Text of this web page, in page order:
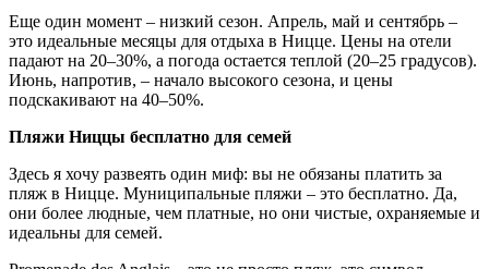
Еще один момент – низкий сезон. Апрель, май и сентябрь –
это идеальные месяцы для отдыха в Ницце. Цены на отели
падают на 20–30%, а погода остается теплой (20–25 градусов).
Июнь, напротив, – начало высокого сезона, и цены
подскакивают на 40–50%.
Пляжи Ниццы бесплатно для семей
Здесь я хочу развеять один миф: вы не обязаны платить за
пляж в Ницце. Муниципальные пляжи – это бесплатно. Да,
они более людные, чем платные, но они чистые, охраняемые и
идеальны для семей.